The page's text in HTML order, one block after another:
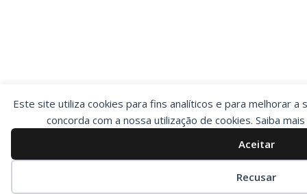
Este site utiliza cookies para fins analíticos e para melhorar a
concorda com a nossa utilização de cookies. Saiba
Aceitar
Recusar